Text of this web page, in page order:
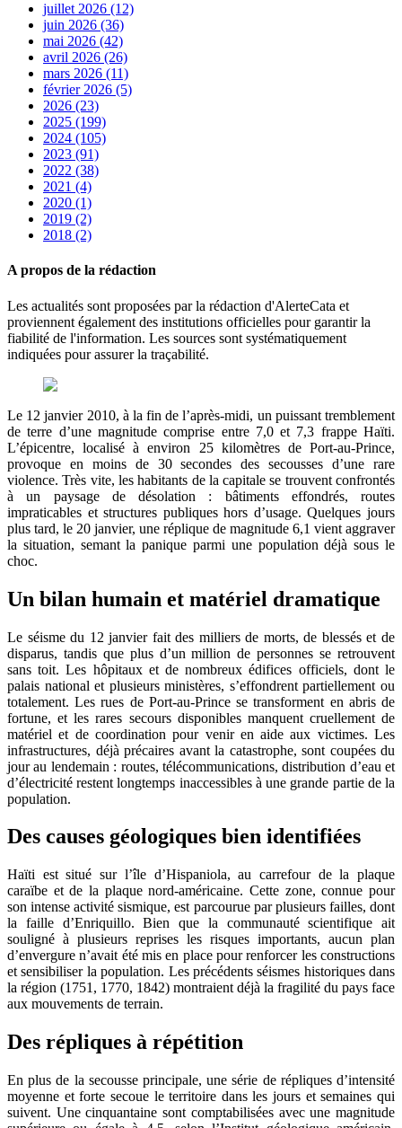
juillet 2026 (12)
juin 2026 (36)
mai 2026 (42)
avril 2026 (26)
mars 2026 (11)
février 2026 (5)
2026 (23)
2025 (199)
2024 (105)
2023 (91)
2022 (38)
2021 (4)
2020 (1)
2019 (2)
2018 (2)
A propos de la rédaction
Les actualités sont proposées par la rédaction d'AlerteCata et
proviennent également des institutions officielles pour garantir la
fiabilité de l'information. Les sources sont systématiquement
indiquées pour assurer la traçabilité.
Le 12 janvier 2010, à la fin de l’après-midi, un puissant tremblement
de terre d’une magnitude comprise entre 7,0 et 7,3 frappe Haïti.
L’épicentre, localisé à environ 25 kilomètres de Port-au-Prince,
provoque en moins de 30 secondes des secousses d’une rare
violence. Très vite, les habitants de la capitale se trouvent confrontés
à un paysage de désolation : bâtiments effondrés, routes
impraticables et structures publiques hors d’usage. Quelques jours
plus tard, le 20 janvier, une réplique de magnitude 6,1 vient aggraver
la situation, semant la panique parmi une population déjà sous le
choc.
Un bilan humain et matériel dramatique
Le séisme du 12 janvier fait des milliers de morts, de blessés et de
disparus, tandis que plus d’un million de personnes se retrouvent
sans toit. Les hôpitaux et de nombreux édifices officiels, dont le
palais national et plusieurs ministères, s’effondrent partiellement ou
totalement. Les rues de Port-au-Prince se transforment en abris de
fortune, et les rares secours disponibles manquent cruellement de
matériel et de coordination pour venir en aide aux victimes. Les
infrastructures, déjà précaires avant la catastrophe, sont coupées du
jour au lendemain : routes, télécommunications, distribution d’eau et
d’électricité restent longtemps inaccessibles à une grande partie de la
population.
Des causes géologiques bien identifiées
Haïti est situé sur l’île d’Hispaniola, au carrefour de la plaque
caraïbe et de la plaque nord-américaine. Cette zone, connue pour
son intense activité sismique, est parcourue par plusieurs failles, dont
la faille d’Enriquillo. Bien que la communauté scientifique ait
souligné à plusieurs reprises les risques importants, aucun plan
d’envergure n’avait été mis en place pour renforcer les constructions
et sensibiliser la population. Les précédents séismes historiques dans
la région (1751, 1770, 1842) montraient déjà la fragilité du pays face
aux mouvements de terrain.
Des répliques à répétition
En plus de la secousse principale, une série de répliques d’intensité
moyenne et forte secoue le territoire dans les jours et semaines qui
suivent. Une cinquantaine sont comptabilisées avec une magnitude